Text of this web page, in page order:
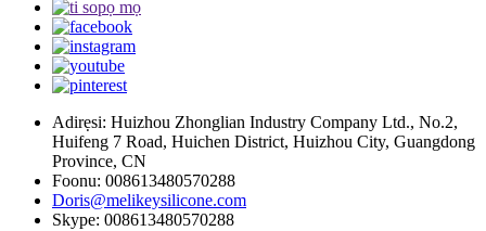
Adirẹsi: Huizhou Zhonglian Industry Company Ltd., No.2,
Huifeng 7 Road, Huichen District, Huizhou City, Guangdong
Province, CN
Foonu: 008613480570288
Doris@melikeysilicone.com
Skype: 008613480570288